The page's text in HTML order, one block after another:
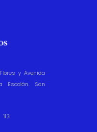
y Avenida
Escolán. San